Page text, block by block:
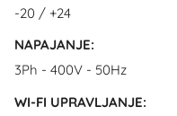
-20 / +24
NAPAJANJE:
3Ph - 400V - 50Hz
WI-FI UPRAVLJANJE: